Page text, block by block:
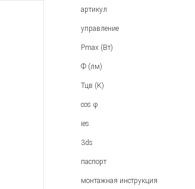
артикул
управление
Pmax (Вт)
Ф (лм)
Тцв (К)
cos φ
ies
3ds
паспорт
монтажная инструкция